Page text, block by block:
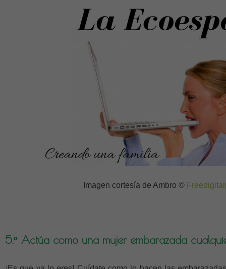
Imagen cortesía de Ambro ©
5.º Actúa como una mujer embarazada